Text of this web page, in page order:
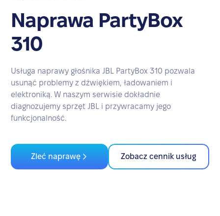
Naprawa PartyBox
310
Usługa naprawy głośnika JBL PartyBox 310 pozwala
usunąć problemy z dźwiękiem, ładowaniem i
elektroniką. W naszym serwisie dokładnie
diagnozujemy sprzęt JBL i przywracamy jego
funkcjonalność.
Zleć naprawę Zobacz cennik usług